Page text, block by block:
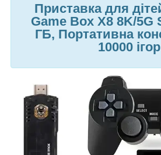
Приставка для
Game Box X8 8K/5G
ГБ, Портативна
10000 ігор